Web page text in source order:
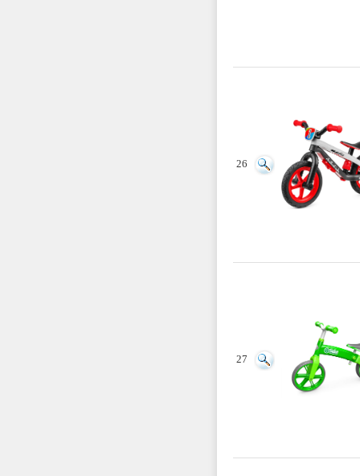
26
27